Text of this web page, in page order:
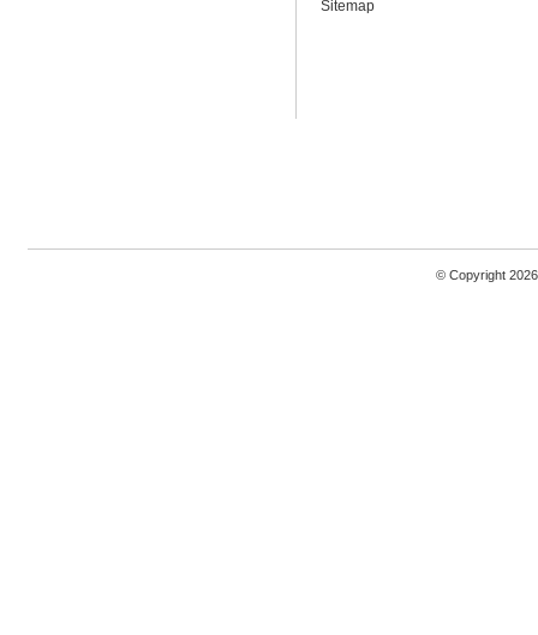
Sitemap
© Copyright